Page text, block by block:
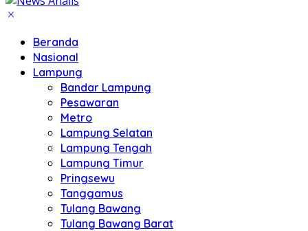
Beranda
Nasional
Lampung
Bandar Lampung
Pesawaran
Metro
Lampung Selatan
Lampung Tengah
Lampung Timur
Pringsewu
Tanggamus
Tulang Bawang
Tulang Bawang Barat